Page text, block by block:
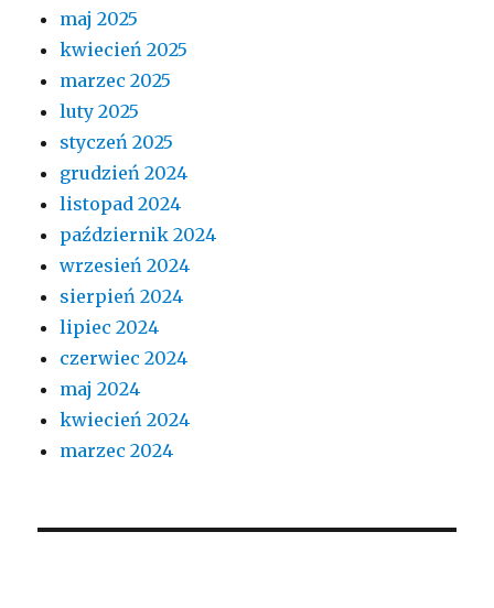
maj 2025
kwiecień 2025
marzec 2025
luty 2025
styczeń 2025
grudzień 2024
listopad 2024
październik 2024
wrzesień 2024
sierpień 2024
lipiec 2024
czerwiec 2024
maj 2024
kwiecień 2024
marzec 2024